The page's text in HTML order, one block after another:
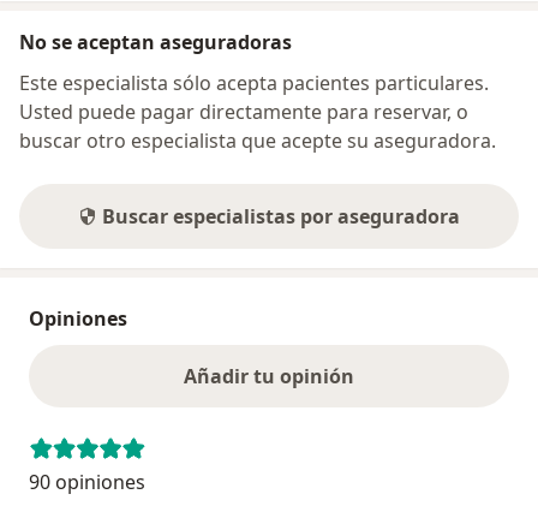
No se aceptan aseguradoras
Este especialista sólo acepta pacientes particulares.
Usted puede pagar directamente para reservar, o
buscar otro especialista que acepte su aseguradora.
Buscar especialistas por aseguradora
Opiniones
Añadir tu opinión
90 opiniones